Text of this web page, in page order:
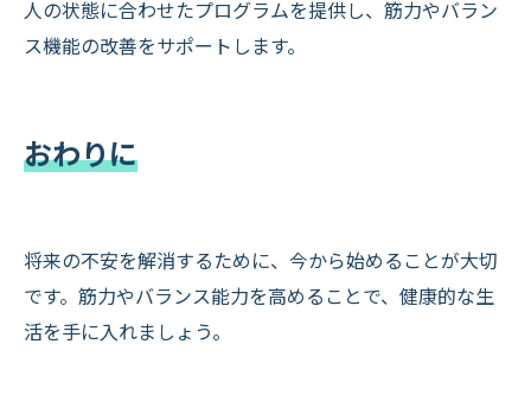
人の状態に合わせたプログラムを提供し、筋力やバラン
ス機能の改善をサポートします。
おわりに
将来の不安を解消するために、今から始めることが大切
です。筋力やバランス能力を高めることで、健康的な生
活を手に入れましょう。